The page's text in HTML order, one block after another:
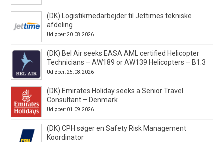
(DK) Logistikmedarbejder til Jettimes tekniske
afdeling
Udløber: 20.08.2026
(DK) Bel Air seeks EASA AML certified Helicopter
Technicians – AW189 or AW139 Helicopters – B1.3
Udløber: 25.08.2026
(DK) Emirates Holiday seeks a Senior Travel
Consultant – Denmark
Udløber: 01.09.2026
(DK) CPH søger en Safety Risk Management
Koordinator